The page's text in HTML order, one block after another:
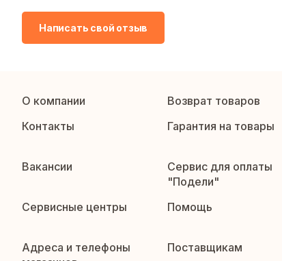
Написать свой отзыв
О компании Возврат товаров
Контакты
Гарантия на товары
Вакансии
Сервис для оплаты
"Подели"
Сервисные центры
Помощь
Адреса и телефоны
Поставщикам